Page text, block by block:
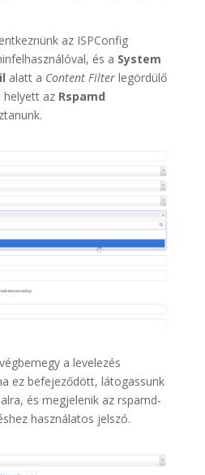
az ISPConfig
és a System
alatt a Content Filterlegördülő
helyett az Rspamd
a levelezés
ez befejeződött, látogassunk
és megjelenik az rspamd-
használatos jelszó.